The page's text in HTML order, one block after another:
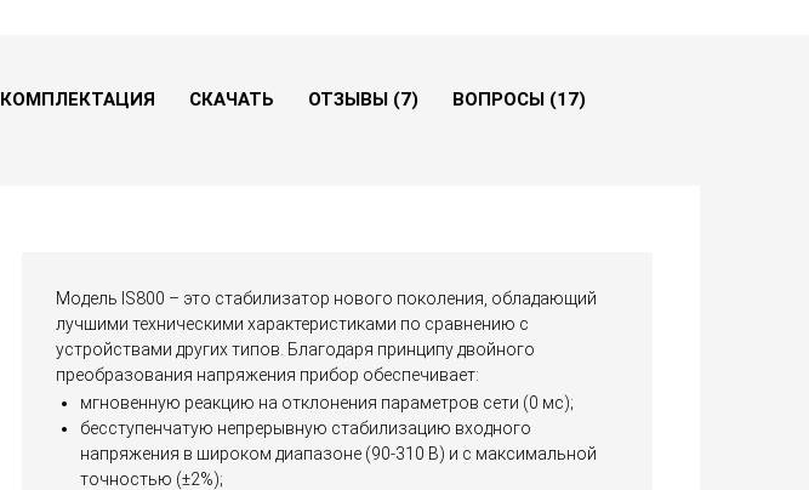
КОМПЛЕКТАЦИЯ СКАЧАТЬ ОТЗЫВЫ (7) ВОПРОСЫ (17)
Модель IS800 – это стабилизатор нового поколения, обладающий
лучшими техническими характеристиками по сравнению с
устройствами других типов. Благодаря принципу двойного
преобразования напряжения прибор обеспечивает:
мгновенную реакцию на отклонения параметров сети (0 мс);
бесступенчатую непрерывную стабилизацию входного
напряжения в широком диапазоне (90-310 В) и с максимальной
точностью (±2%);